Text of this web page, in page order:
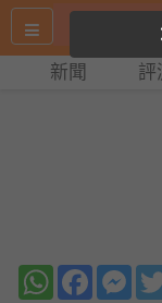
新聞 評
WhatsApp